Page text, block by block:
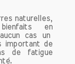
plus
nouveaux
favorise
besoins
naturelles,
en
cas un
important de
de fatigue